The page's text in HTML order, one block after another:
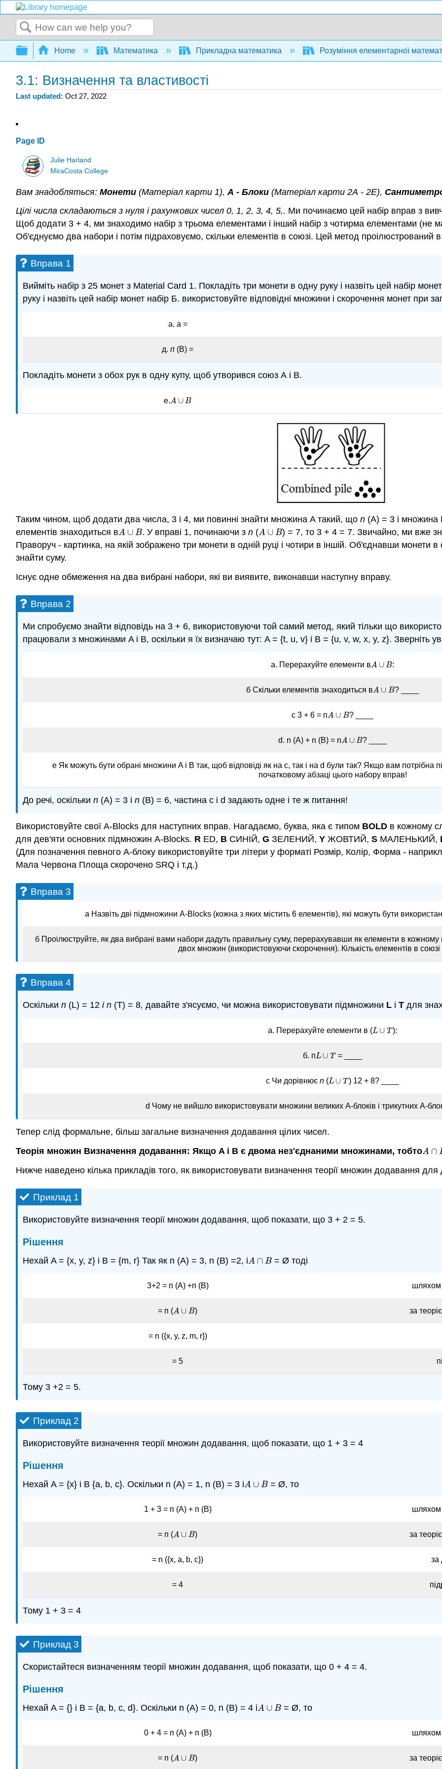
Search
Expand/collapse global hierarchy
Home Математика Прикладна математика Розуміння елементарної
3.1: Визначення та властивості
Last updated Oct 27, 2022
Page ID
Julie Harland
MiraCosta College
Вам знадобляться: Монети (Матеріал карти 1), А - Блоки (Матеріал карти 2А - 2Е),
Цілі числа складаються з нуля і рахункових чисел 0, 1, 2, 3, 4, 5,. Ми починаємо цей набір вправ з
Щоб додати 3 + 4, ми знаходимо набір з трьома елементами і інший набір з чотирма елементами (не
Об'єднуємо два набори і потім підраховуємо, скільки елементів в союзі. Цей метод проілюстрований в
Вправа 1
Вийміть набір з 25 монет з Material Card 1. Покладіть три монети в одну руку і назвіть цей набір
руку і назвіть цей набір монет набір Б. використовуйте відповідні множини і скорочення монет при
а. а =
д. п (В) =
Покладіть монети з обох рук в одну купу, щоб утворився союз А і В.
е.A ∪ B
A∪B
Таким чином, щоб додати два числа, 3 і 4, ми повинні знайти множина A такий, що n (A) = 3 і множина
елементів знаходиться вA ∪ B
A∪B . У вправі 1, починаючи зn (A ∪ B
A∪B ) = 7, то 3 + 4 = 7. Звичайно, ми вже
Праворуч - картинка, на якій зображено три монети в одній руці і чотири в іншій. Об'єднавши монети
знайти суму.
Існує одне обмеження на два вибрані набори, які ви виявите, виконавши наступну вправу.
Вправа 2
Ми спробуємо знайти відповідь на 3 + 6, використовуючи той самий метод, який тільки що
працювали з множинами A і B, оскільки я їх визначаю тут: A = {t, u, v} і B = {u, v, w, x, y, z}. Зверніть
a. Перерахуйте елементи вA ∪ B
A∪B :
б Скільки елементів знаходиться вA ∪ B
A∪B ? ____
c 3 + 6 = пA ∪ B
A∪B ? ____
d. n (А) + n (B) = nA ∪ B
A∪B ? ____
е Як можуть бути обрані множини A і B так, щоб відповіді як на c, так і на d були так? Якщо вам потрібна
початковому абзаці цього набору вправ!
До речі, оскільки n (A) = 3 і n (B) = 6, частина c і d задають одне і те ж питання!
Використовуйте свої A-Blocks для наступних вправ. Нагадаємо, буква, яка є типом BOLD в кожному
для дев'яти основних підмножин A-Blocks. R ED, B СИНІЙ, G ЗЕЛЕНИЙ, Y ЖОВТИЙ, S МАЛЕНЬКИЙ,
(Для позначення певного A-блоку використовуйте три літери у форматі Розмір, Колір, Форма -
Мала Червона Площа скорочено SRQ і т.д.)
Вправа 3
а Назвіть дві підмножини A-Blocks (кожна з яких містить 6 елементів), які можуть бути
б Проілюструйте, як два вибрані вами набори дадуть правильну суму, перерахувавши як елементи в кожному
двох множин (використовуючи скорочення). Кількість елементів в
Вправа 4
Оскільки n (L) = 12 і n (T) = 8, давайте з'ясуємо, чи можна використовувати підмножини L і T для
a. Перерахуйте елементи в (L ∪ T
L∪T ):
б. пL ∪ T
L∪T = ____
c Чи дорівнює n(L ∪ T
L∪T ) 12 + 8? ____
d Чому не вийшло використовувати множини великих A-блоків і трикутних A-
Тепер слід формальне, більш загальне визначення додавання цілих чисел.
Теорія множин Визначення додавання: Якщо A і B є двома нез'єднаними множинами, тобтоA ∩
A∩B
Нижче наведено кілька прикладів того, як використовувати визначення теорії множин додавання
Приклад 1
Використовуйте визначення теорії множин додавання, щоб показати, що 3 + 2 = 5.
Рішення
Нехай A = {x, y, z} і B = {m, r} Так як n (A) = 3, n (B) =2, іA ∩ B
A∩B = Ø тоді
3+2 = п (А) +п (В) шляхом
= п (A ∪ B
A∪B ) за
= n ({x, y, z, m, r})
= 5
Тому 3 +2 = 5.
Приклад 2
Використовуйте визначення теорії множин додавання, щоб показати, що 1 + 3 = 4
Рішення
Нехай A = {x} і B {a, b, c}. Оскільки n (A) = 1, n (B) = 3 іA ∪ B
A∪B = Ø, то
1 + 3 = п (А) + п (В) шляхом
= п (A ∪ B
A∪B ) за
= n ({x, a, b, c}) за
= 4
Тому 1 + 3 = 4
Приклад 3
Скористайтеся визначенням теорії множин додавання, щоб показати, що 0 + 4 = 4.
Рішення
Нехай A = {} і B = {a, b, c, d}. Оскільки n (A) = 0, n (B) = 4 іA ∪ B
A∪B = Ø, то
0 + 4 = п (А) + п (В) шляхом
= п (A ∪ B
A∪B ) за